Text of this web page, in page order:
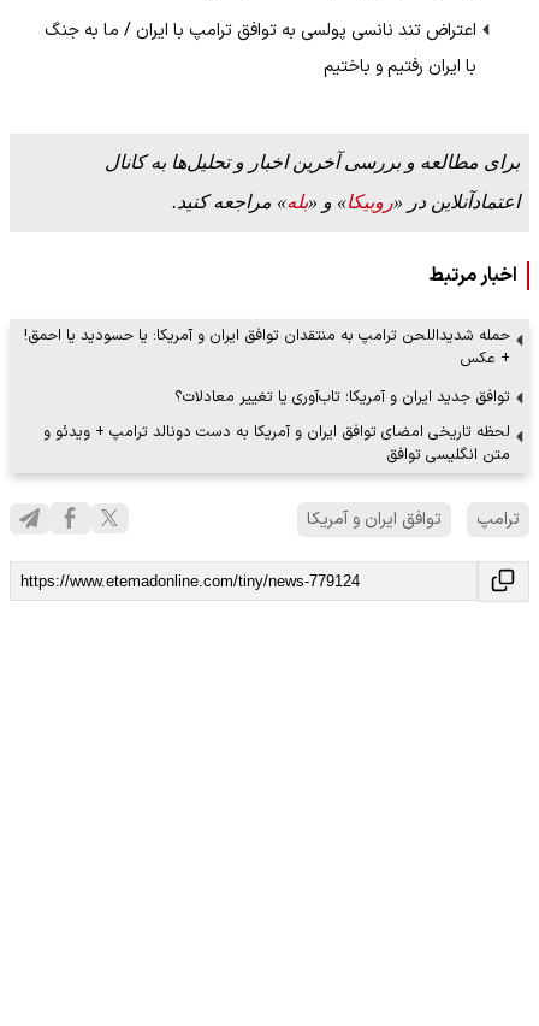
اعتراض تند نانسی پولسی به توافق ترامپ با ایران / ما به جنگ
با ایران رفتیم و باختیم
برای مطالعه و بررسی آخرین اخبار و تحلیل‌ها به کانال
اعتمادآنلاین در «روبیکا» و «بله» مراجعه کنید.
اخبار مرتبط
حمله شدید‌اللحن ترامپ به منتقدان توافق ایران و آمریکا: یا حسودید یا احمق!
+ عکس
توافق جدید ایران و آمریکا؛ تاب‌آوری یا تغییر معادلات؟
لحظه تاریخی امضای توافق ایران و آمریکا به دست دونالد ترامپ + ویدئو و
متن انگلیسی توافق
ترامپ توافق ایران و آمریکا